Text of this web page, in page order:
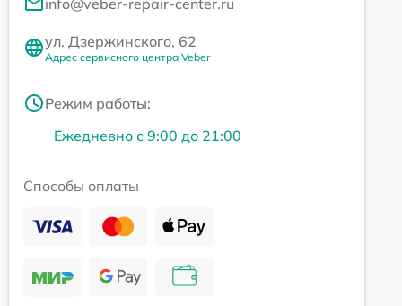
ул. Дзержинского, 62
Адрес сервисного центра Veber
Режим работы:
Ежедневно с 9:00 до 21:00
Способы оплаты